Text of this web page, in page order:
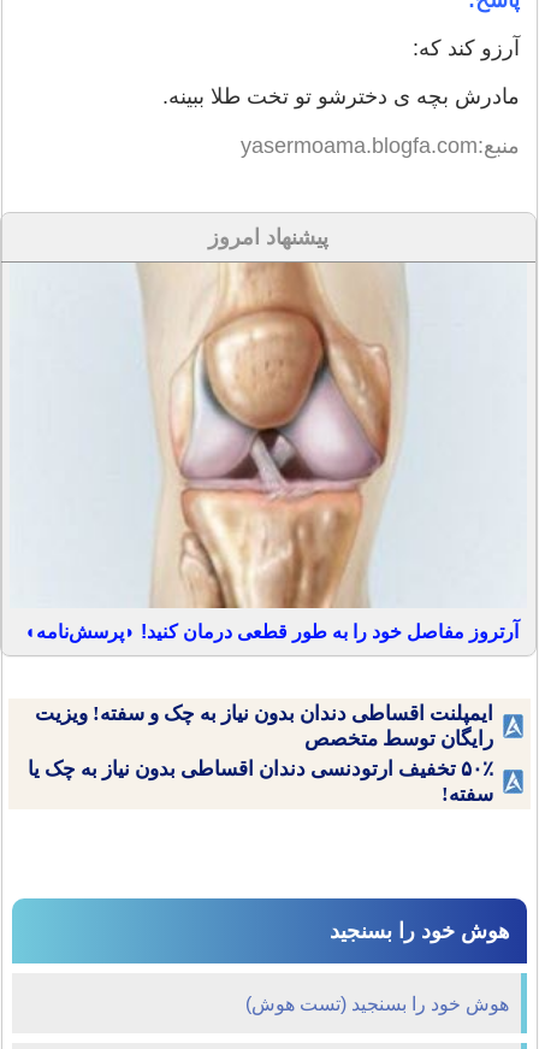
آرزو کند که:
مادرش بچه ی دخترشو تو تخت طلا ببینه.
منبع:yasermoama.blogfa.com
پیشنهاد امروز
آرتروز مفاصل خود را به طور قطعی درمان کنید! ◗پرسش‌نامه◖
ایمپلنت اقساطی دندان بدون نیاز به چک و سفته! ویزیت
رایگان توسط متخصص
۵۰٪ تخفیف ارتودنسی دندان اقساطی بدون نیاز به چک یا
سفته!
هوش خود را بسنجید
هوش خود را بسنجید (تست هوش)